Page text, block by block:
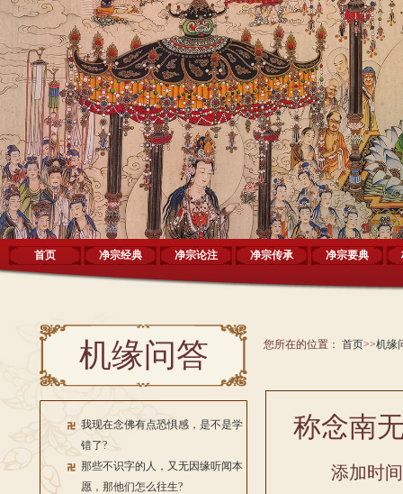
首页 净宗经典 净宗论注 净宗传承 净宗要典
机缘问答
我现在念佛有点恐惧感，是不是学
错了?
那些不识字的人，又无因缘听闻本
愿，那他们怎么往生?
您所在的位置： 首页>>机缘
称念南
添加时